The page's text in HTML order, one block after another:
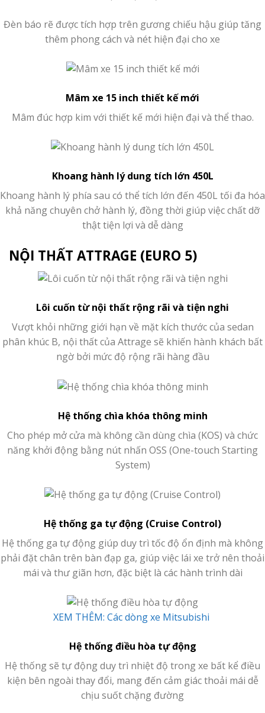
Đèn báo rẽ được tích hợp trên gương chiếu hậu giúp tăng
thêm phong cách và nét hiện đại cho xe
Mâm xe 15 inch thiết kế mới
Mâm đúc hợp kim với thiết kế mới hiện đại và thể thao.
Khoang hành lý dung tích lớn 450L
Khoang hành lý phía sau có thể tích lớn đến 450L tối đa hóa
khả năng chuyên chở hành lý, đồng thời giúp việc chất dỡ
thật tiện lợi và dễ dàng
NỘI THẤT ATTRAGE (EURO 5)
Lôi cuốn từ nội thất rộng rãi và tiện nghi
Vượt khỏi những giới hạn về mặt kích thước của sedan
phân khúc B, nội thất của Attrage sẽ khiến hành khách bất
ngờ bởi mức độ rộng rãi hàng đầu
Hệ thống chìa khóa thông minh
Cho phép mở cửa mà không cần dùng chìa (KOS) và chức
năng khởi động bằng nút nhấn OSS (One-touch Starting
System)
Hệ thống ga tự động (Cruise Control)
Hệ thống ga tự động giúp duy trì tốc độ ổn định mà không
phải đặt chân trên bàn đạp ga, giúp việc lái xe trở nên thoải
mái và thư giãn hơn, đặc biệt là các hành trình dài
XEM THÊM: Các dòng xe Mitsubishi
Hệ thống điều hòa tự động
Hệ thống sẽ tự động duy trì nhiệt độ trong xe bất kể điều
kiện bên ngoài thay đổi, mang đến cảm giác thoải mái dễ
chịu suốt chặng đường